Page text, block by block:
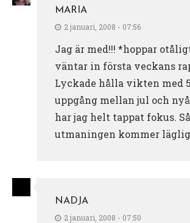
MARIA
2 januari, 2008 - 07:56
Jag är med!!! *hoppar
väntar in första veckans
Lyckade hålla vikten med
uppgång mellan jul och
har jag helt tappat fokus. Så
utmaningen kommer
NADJA
2 januari, 2008 - 07:50